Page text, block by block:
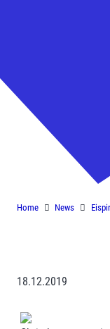
Eispiraten
Home News
18.12.2019